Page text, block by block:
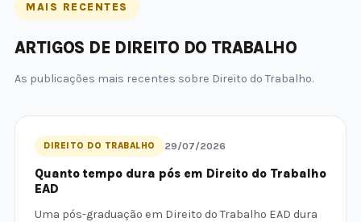
MAIS RECENTES
ARTIGOS DE DIREITO DO TRABALHO
As publicações mais recentes sobre Direito do Trabalho.
DIREITO DO TRABALHO 29/07/2026
Quanto tempo dura pós em Direito do Trabalho
EAD
Uma pós-graduação em Direito do Trabalho EAD dura